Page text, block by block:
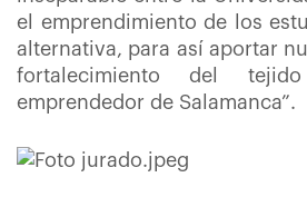
el emprendimiento de los
alternativa, para así aportar
fortalecimiento del
emprendedor de Salamanca”.